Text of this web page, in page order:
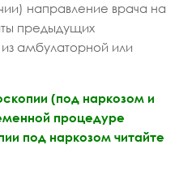
направление врача на
предыдущих
амбулаторной или
(под наркозом и
процедуре
под наркозом читайте